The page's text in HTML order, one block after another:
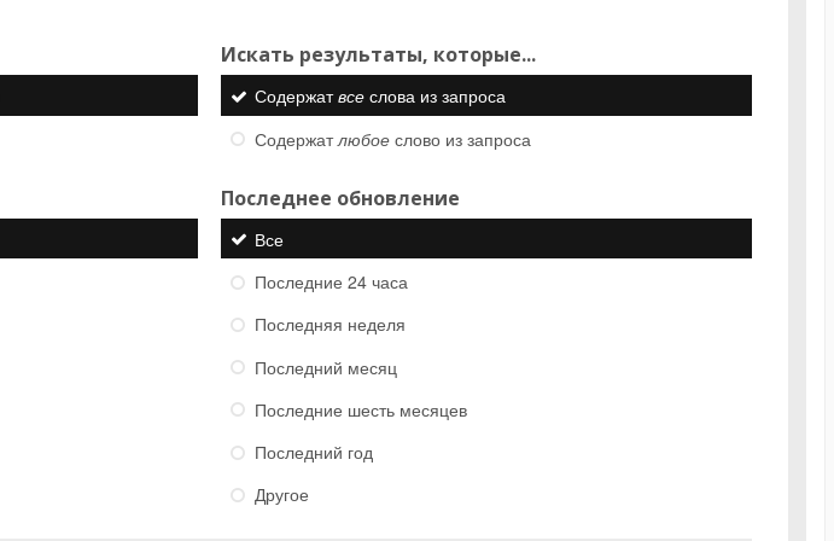
Искать результаты, которые...
Содержатвсеслова из запроса
Содержатлюбоеслово из запроса
Последнее обновление
Все
Последние 24 часа
Последняя неделя
Последний месяц
Последние шесть месяцев
Последний год
Другое